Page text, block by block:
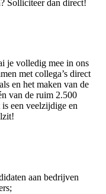
Solliciteer dan direct!
je volledig mee in ons
met collega’s direct
en het maken van de
van de ruim 2.500
een veelzijdige en
aan bedrijven